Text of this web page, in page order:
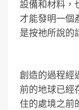
設備和材料，
才能發明一個
是按祂所說的
創造的過程經
前的地球已經
住的處境之前